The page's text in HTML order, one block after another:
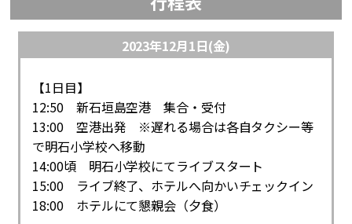
2023年12月1日(金)
【1日目】
12:50 新石垣島空港 集合・受付
13:00 空港出発 ※遅れる場合は各自タクシー等
で明石小学校へ移動
14:00頃 明石小学校にてライブスタート
15:00 ライブ終了、ホテルへ向かいチェックイン
18:00 ホテルにて懇親会（夕食）